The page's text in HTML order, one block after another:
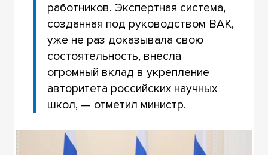
работников. Экспертная система,
созданная под руководством ВАК,
уже не раз доказывала свою
состоятельность, внесла
огромный вклад в укрепление
авторитета российских научных
школ, — отметил министр.